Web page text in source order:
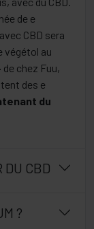
de e
CBD sera
végétol au
de chez Fuu,
des e
du
DU CBD
?